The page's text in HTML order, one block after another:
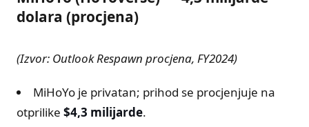
dolara (procjena)
(Izvor: Outlook Respawn procjena, FY2024)
MiHoYo je privatan; prihod se procjenjuje na
otprilike $4,3 milijarde.